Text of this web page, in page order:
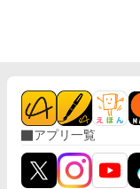
アプリ一覧